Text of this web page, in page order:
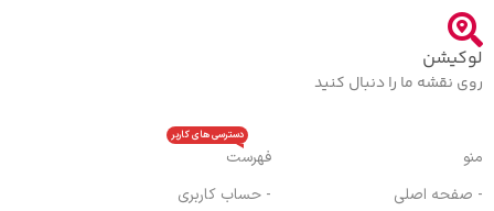
لوکیشن
روی نقشه ما را دنبال کنید
منو
- صفحه اصلی
فهرست
دسترسی های کاربر
- حساب کاربری